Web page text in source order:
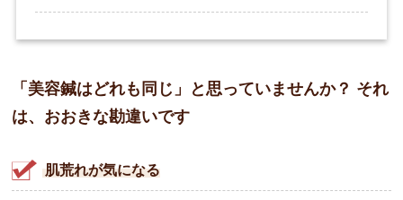
「美容鍼はどれも同じ」と思っていませんか？ それ
は、おおきな勘違いです
肌荒れが気になる